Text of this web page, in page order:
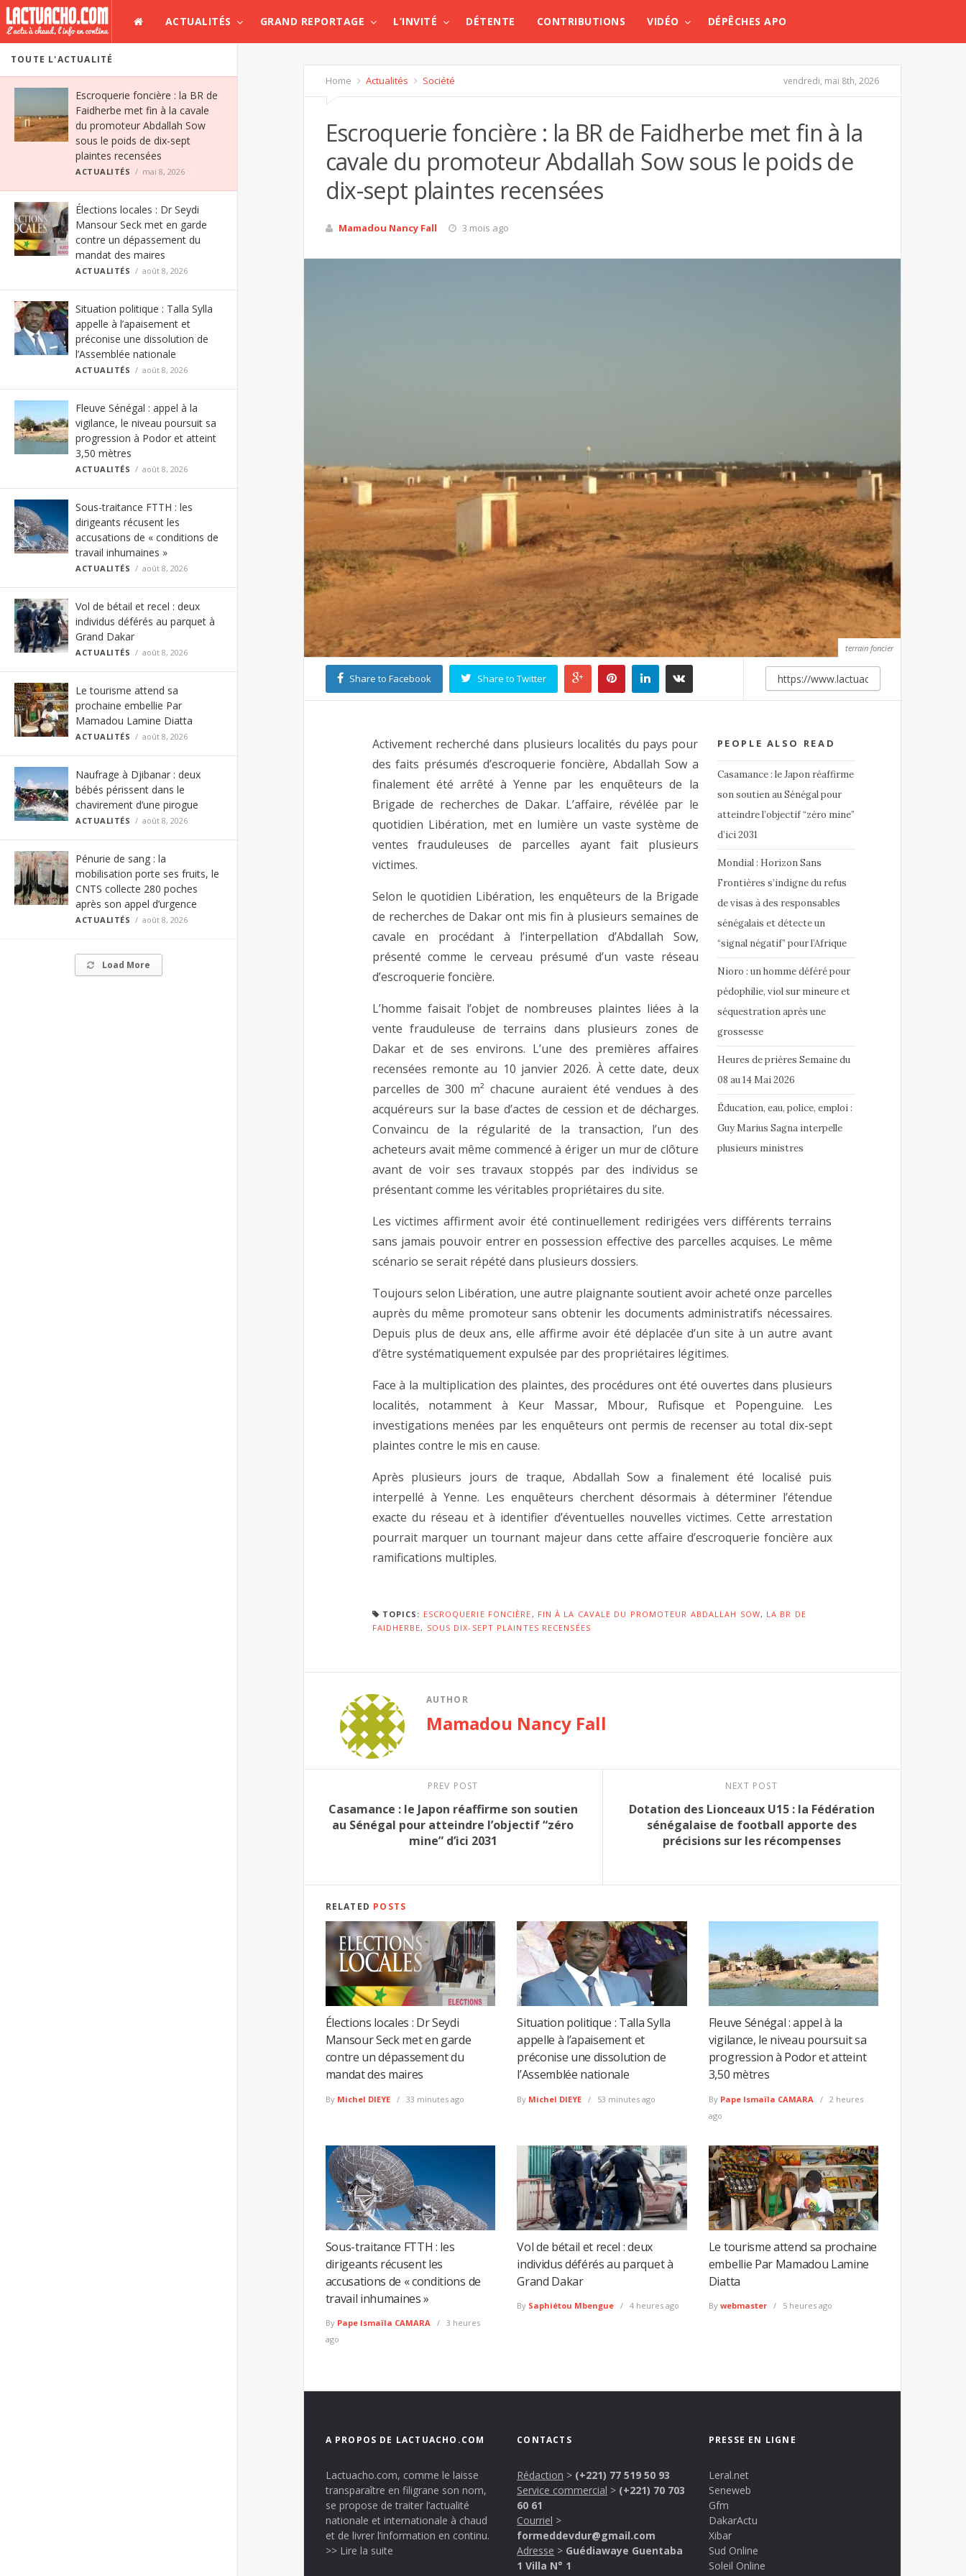
ACTUALITÉS GRAND REPORTAGE L’INVITÉ DÉTENTE CONTRIBUTIONS VIDÉO DÉPÊCHES APO
TOUTE L'ACTUALITÉ
Escroquerie foncière : la BR de
Faidherbe met fin à la cavale
du promoteur Abdallah Sow
sous le poids de dix-sept
plaintes recensées
ACTUALITÉS mai 8, 2026
Élections locales : Dr Seydi
Mansour Seck met en garde
contre un dépassement du
mandat des maires
ACTUALITÉS août 8, 2026
Situation politique : Talla Sylla
appelle à l’apaisement et
préconise une dissolution de
l’Assemblée nationale
ACTUALITÉS août 8, 2026
Fleuve Sénégal : appel à la
vigilance, le niveau poursuit sa
progression à Podor et atteint
3,50 mètres
ACTUALITÉS août 8, 2026
Sous-traitance FTTH : les
dirigeants récusent les
accusations de « conditions de
travail inhumaines »
ACTUALITÉS août 8, 2026
Vol de bétail et recel : deux
individus déférés au parquet à
Grand Dakar
ACTUALITÉS août 8, 2026
Le tourisme attend sa
prochaine embellie Par
Mamadou Lamine Diatta
ACTUALITÉS août 8, 2026
Naufrage à Djibanar : deux
bébés périssent dans le
chavirement d’une pirogue
ACTUALITÉS août 8, 2026
Pénurie de sang : la
mobilisation porte ses fruits, le
CNTS collecte 280 poches
après son appel d’urgence
ACTUALITÉS août 8, 2026
Load More
Home Actualités Société vendredi, mai 8th, 2026
Escroquerie foncière : la BR de Faidherbe met fin à la
cavale du promoteur Abdallah Sow sous le poids de
dix-sept plaintes recensées
Mamadou Nancy Fall 3 mois ago
terrain foncier
Share to Facebook Share to Twitter
PEOPLE ALSO READ
Casamance : le Japon réaffirme
son soutien au Sénégal pour
atteindre l’objectif “zéro mine”
d’ici 2031
Mondial : Horizon Sans
Frontières s’indigne du refus
de visas à des responsables
sénégalais et détecte un
“signal négatif” pour l’Afrique
Nioro : un homme déféré pour
pédophilie, viol sur mineure et
séquestration après une
grossesse
Heures de prières Semaine du
08 au 14 Mai 2026
Éducation, eau, police, emploi :
Guy Marius Sagna interpelle
plusieurs ministres
Activement recherché dans plusieurs localités du pays pour
des faits présumés d’escroquerie foncière, Abdallah Sow a
finalement été arrêté à Yenne par les enquêteurs de la
Brigade de recherches de Dakar. L’affaire, révélée par le
quotidien Libération, met en lumière un vaste système de
ventes frauduleuses de parcelles ayant fait plusieurs
victimes.
Selon le quotidien Libération, les enquêteurs de la Brigade
de recherches de Dakar ont mis fin à plusieurs semaines de
cavale en procédant à l’interpellation d’Abdallah Sow,
présenté comme le cerveau présumé d’un vaste réseau
d’escroquerie foncière.
L’homme faisait l’objet de nombreuses plaintes liées à la
vente frauduleuse de terrains dans plusieurs zones de
Dakar et de ses environs. L’une des premières affaires
recensées remonte au 10 janvier 2026. À cette date, deux
parcelles de 300 m² chacune auraient été vendues à des
acquéreurs sur la base d’actes de cession et de décharges.
Convaincu de la régularité de la transaction, l’un des
acheteurs avait même commencé à ériger un mur de clôture
avant de voir ses travaux stoppés par des individus se
présentant comme les véritables propriétaires du site.
Les victimes affirment avoir été continuellement redirigées vers différents terrains
sans jamais pouvoir entrer en possession effective des parcelles acquises. Le même
scénario se serait répété dans plusieurs dossiers.
Toujours selon Libération, une autre plaignante soutient avoir acheté onze parcelles
auprès du même promoteur sans obtenir les documents administratifs nécessaires.
Depuis plus de deux ans, elle affirme avoir été déplacée d’un site à un autre avant
d’être systématiquement expulsée par des propriétaires légitimes.
Face à la multiplication des plaintes, des procédures ont été ouvertes dans plusieurs
localités, notamment à Keur Massar, Mbour, Rufisque et Popenguine. Les
investigations menées par les enquêteurs ont permis de recenser au total dix-sept
plaintes contre le mis en cause.
Après plusieurs jours de traque, Abdallah Sow a finalement été localisé puis
interpellé à Yenne. Les enquêteurs cherchent désormais à déterminer l’étendue
exacte du réseau et à identifier d’éventuelles nouvelles victimes. Cette arrestation
pourrait marquer un tournant majeur dans cette affaire d’escroquerie foncière aux
ramifications multiples.
TOPICS: ESCROQUERIE FONCIÈRE , FIN À LA CAVALE DU PROMOTEUR ABDALLAH SOW, LA BR DE
FAIDHERBE, SOUS DIX-SEPT PLAINTES RECENSÉES
AUTHOR
Mamadou Nancy Fall
PREV POST
Casamance : le Japon réaffirme son soutien
au Sénégal pour atteindre l’objectif “zéro
mine” d’ici 2031
NEXT POST
Dotation des Lionceaux U15 : la Fédération
sénégalaise de football apporte des
précisions sur les récompenses
RELATED POSTS
Élections locales : Dr Seydi
Mansour Seck met en garde
contre un dépassement du
mandat des maires
By Michel DIEYE 33 minutes ago
Situation politique : Talla Sylla
appelle à l’apaisement et
préconise une dissolution de
l’Assemblée nationale
By Michel DIEYE 53 minutes ago
Fleuve Sénégal : appel à la
vigilance, le niveau poursuit sa
progression à Podor et atteint
3,50 mètres
By Pape Ismaïla CAMARA
2 heures
ago
Sous-traitance FTTH : les
dirigeants récusent les
accusations de « conditions de
travail inhumaines »
By Pape Ismaïla CAMARA
3 heures
ago
Vol de bétail et recel : deux
individus déférés au parquet à
Grand Dakar
By Saphiétou Mbengue 4 heures ago
Le tourisme attend sa prochaine
embellie Par Mamadou Lamine
Diatta
By webmaster 5 heures ago
A PROPOS DE LACTUACHO.COM
Lactuacho.com, comme le laisse
transparaître en filigrane son nom,
se propose de traiter l’actualité
nationale et internationale à chaud
et de livrer l’information en continu.
>> Lire la suite
CONTACTS
Rédaction > (+221) 77 519 50 93
Service commercial > (+221) 70 703
60 61
Courriel >
formeddevdur@gmail.com
Adresse > Guédiawaye Guentaba
1 Villa N° 1
PRESSE EN LIGNE
Leral.net
Seneweb
Gfm
DakarActu
Xibar
Sud Online
Soleil Online